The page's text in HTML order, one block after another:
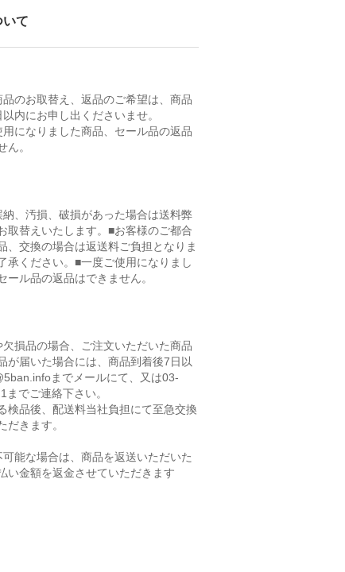
いて
のお取替え、返品のご希望は、商品
内にお申し出くださいませ。
になりました商品、セール品の返品
ん。
納、汚損、破損があった場合は送料弊
取替えいたします。■お客様のご都合
、交換の場合は返送料ご負担となりま
承ください。■一度ご使用になりまし
ール品の返品はできません。
損品の場合、ご注文いただいた商品
が届いた場合には、商品到着後7日以
までメールにて、又は03-
までご連絡下さい。
検品後、配送料当社負担にて至急交換
だきます。
能な場合は、商品を返送いただいた
い金額を返金させていただきます